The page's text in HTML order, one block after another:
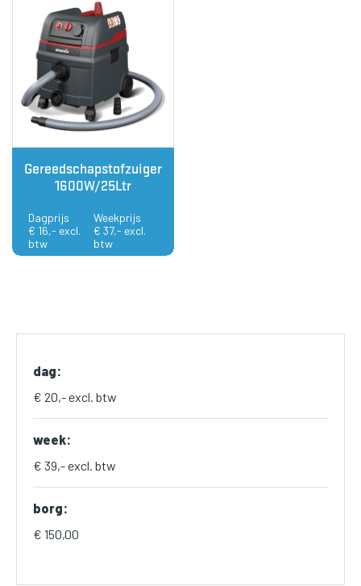
Gereedschapstofzuiger
1600W/25Ltr
Dagprijs
€ 16,- excl.
btw
Weekprijs
€ 37,- excl.
btw
dag:
€ 20,- excl. btw
week:
€ 39,- excl. btw
borg:
€ 150,00